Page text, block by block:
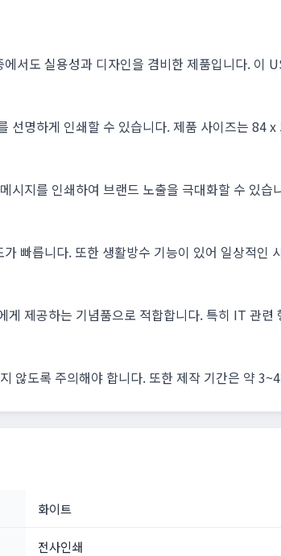
서도 실용성과 디자인을 겸비한 제품입니다. 이
선명하게 인쇄할 수 있습니다. 제품 사이즈는 84
시지를 인쇄하여 브랜드 노출을 극대화할 수 있
빠릅니다. 또한 생활방수 기능이 있어 일상적인
제공하는 기념품으로 적합합니다. 특히 IT 관
않도록 주의해야 합니다. 또한 제작 기간은 약
화이트
전사인쇄